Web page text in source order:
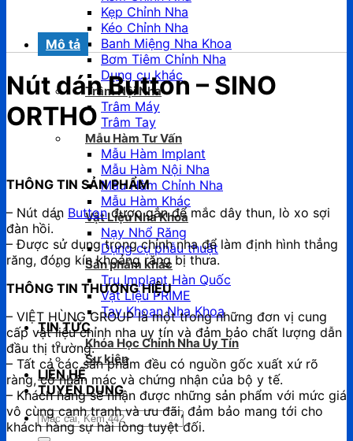
Kẹp Chỉnh Nha
Kéo Chỉnh Nha
Banh Miệng Nha Khoa
Bơm Tiêm Chỉnh Nha
Dụng cụ khác
Trâm Nội Nha
Trâm Máy
Trâm Tay
Mẫu Hàm Tư Vấn
Mẫu Hàm Implant
Mẫu Hàm Nội Nha
Mẫu Hàm Chỉnh Nha
Mẫu Hàm Khác
Vật Liệu Nha Khoa
Nạy Nhổ Răng
Dụng cụ phẫu thuật
Sản phẩm khác
Trụ Implant Hàn Quốc
Vật Liệu PRIME
Tay Khoan Nha Khoa
TIN TỨC
Khóa Học Chỉnh Nha Uy Tín
Sự kiện
LIÊN HỆ
TUYỂN DỤNG
Tìm
kiếm:
Mô tả
Nút dán Button – SINO
ORTHO
THÔNG TIN SẢN PHẨM
– Nút dán Buttonđược gắn để mắc dây thun, lò xo sợi
đàn hồi.
– Được sử dụng trong chỉnh nha để làm định hình thẳng
răng, đóng kín khoảng răng bị thưa.
THÔNG TIN THƯƠNG HIỆU
– VIỆT HÙNG GROUP là một trong những đơn vị cung
cấp vật liệu chỉnh nha uy tín và đảm bảo chất lượng dẫn
đầu thị trường.
– Tất cả các sản phẩm đều có nguồn gốc xuất xứ rõ
ràng, có nhãn mác và chứng nhận của bộ y tế.
– Khách hàng sẽ nhận được những sản phẩm với mức giá
vô cùng cạnh tranh và ưu đãi, đảm bảo mang tới cho
khách hàng sự hài lòng tuyệt đối.